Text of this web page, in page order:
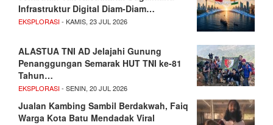
Infrastruktur Digital Diam-Diam…
EKSPLORASI- KAMIS, 23 JUL 2026
ALASTUA TNI AD Jelajahi Gunung
Penanggungan Semarak HUT TNI ke-81
Tahun…
EKSPLORASI- SENIN, 20 JUL 2026
Jualan Kambing Sambil Berdakwah, Faiq
Warga Kota Batu Mendadak Viral